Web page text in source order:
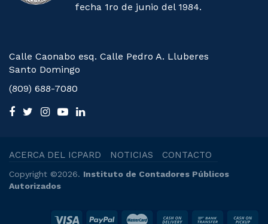
fecha 1ro de junio del 1984.
Calle Caonabo esq. Calle Pedro A. Lluberes
Santo Domingo
(809) 688-7080
ACERCA DEL ICPARD NOTICIAS CONTACTO
Copyright ©2026. Instituto de Contadores Públicos
Autorizados